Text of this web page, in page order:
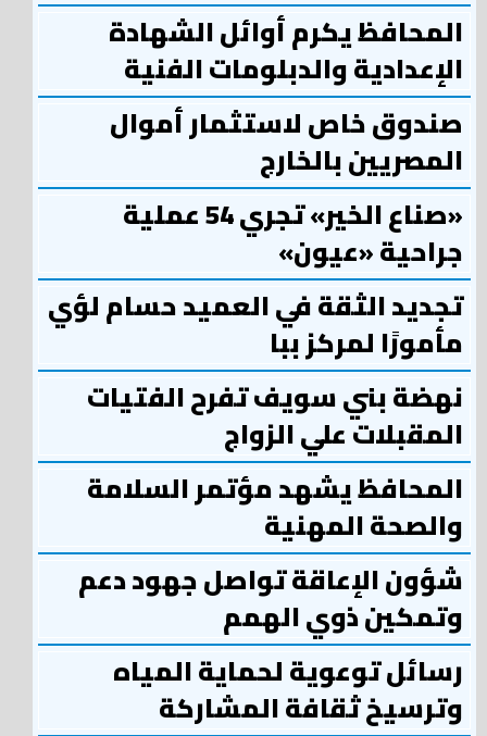
المحافظ يكرم أوائل الشهادة
الإعدادية والدبلومات الفنية
صندوق خاص لاستثمار أموال
المصريين بالخارج
«صناع الخير» تجري 54 عملية
جراحية «عيون»
تجديد الثقة في العميد حسام لؤي
مأمورًا لمركز ببا
نهضة بني سويف تفرح الفتيات
المقبلات علي الزواج
المحافظ يشهد مؤتمر السلامة
والصحة المهنية
شؤون الإعاقة تواصل جهود دعم
وتمكين ذوي الهمم
رسائل توعوية لحماية المياه
وترسيخ ثقافة المشاركة